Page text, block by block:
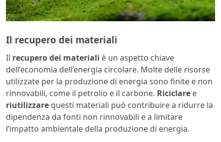
Il recupero dei materiali
Il recupero dei materiali è un aspetto chiave
dell’economia dell’energia circolare. Molte delle risorse
utilizzate per la produzione di energia sono finite e non
rinnovabili, come il petrolio e il carbone. Riciclare e
riutilizzare questi materiali può contribuire a ridurre la
dipendenza da fonti non rinnovabili e a limitare
l’impatto ambientale della produzione di energia.